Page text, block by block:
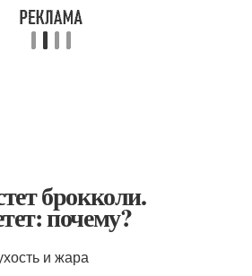
брокколи.
почему?
и жара